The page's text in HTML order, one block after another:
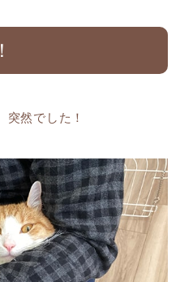
突然でした！